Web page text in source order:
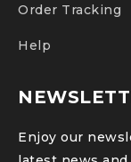
Order Tracking
Help
Enjoy our